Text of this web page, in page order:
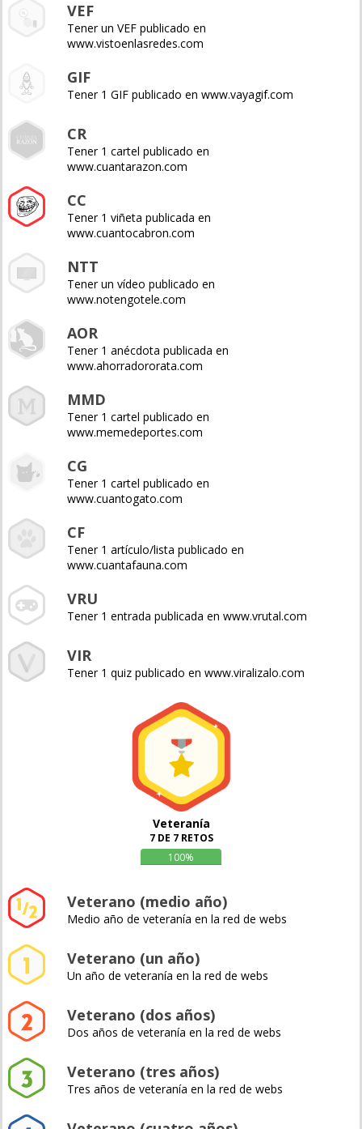
VEF
Tener un VEF publicado en
www.vistoenlasredes.com
GIF
Tener 1 GIF publicado en www.vayagif.com
CR
Tener 1 cartel publicado en
www.cuantarazon.com
CC
Tener 1 viñeta publicada en
www.cuantocabron.com
NTT
Tener un vídeo publicado en
www.notengotele.com
AOR
Tener 1 anécdota publicada en
www.ahorradororata.com
MMD
Tener 1 cartel publicado en
www.memedeportes.com
CG
Tener 1 cartel publicado en
www.cuantogato.com
CF
Tener 1 artículo/lista publicado en
www.cuantafauna.com
VRU
Tener 1 entrada publicada en www.vrutal.com
VIR
Tener 1 quiz publicado en www.viralizalo.com
Veteranía
7 DE 7 RETOS
100%
Veterano (medio año)
Medio año de veteranía en la red de webs
Veterano (un año)
Un año de veteranía en la red de webs
Veterano (dos años)
Dos años de veteranía en la red de webs
Veterano (tres años)
Tres años de veteranía en la red de webs